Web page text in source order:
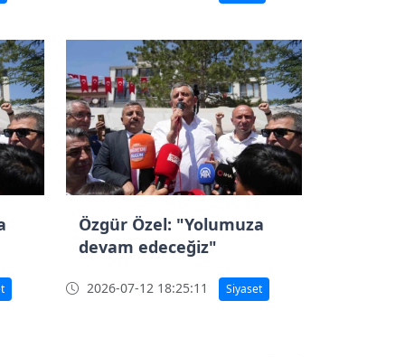
Özgür Özel: "Yolumuza
devam edeceğiz"
2026-07-12 18:25:11 Siyaset